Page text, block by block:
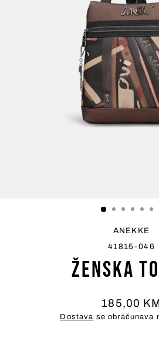
ANEKKE
41815-046
Ženska
cijena
185,00
Dostava se obračunava